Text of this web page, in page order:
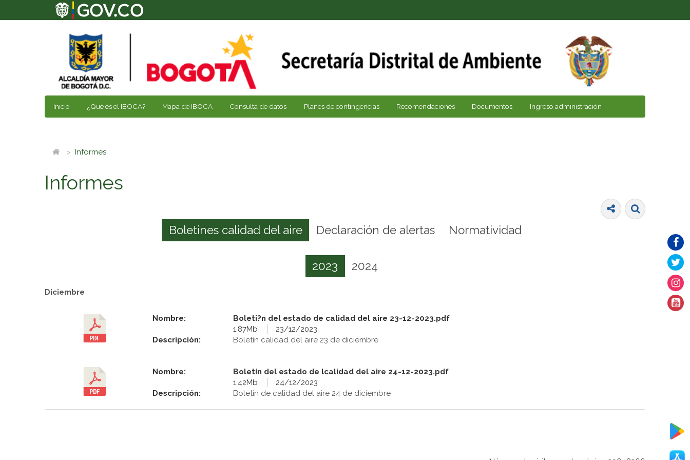
Inicio ¿Qué es el IBOCA? Mapa de IBOCA Consulta de datos Planes de contingencias Recomendaciones Documentos Ingreso administración
Informes
Informes
Boletines calidad del aire Declaración de alertas Normatividad
2023 2024
Diciembre
Nombre:
Boleti?n del estado de calidad del aire 23-12-2023.pdf
1.87Mb
23/12/2023
Descripción:
Boletín calidad del aire 23 de diciembre
Nombre:
Boletín del estado de lcalidad del aire 24-12-2023.pdf
1.42Mb
24/12/2023
Descripción:
Boletín de calidad del aire 24 de diciembre